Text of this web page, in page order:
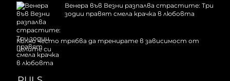
Венера във Везни разпалва страстите: Три
зодии правят смела крачка в любовта
Колко често трябва да тренирате в зависимост от
целите си